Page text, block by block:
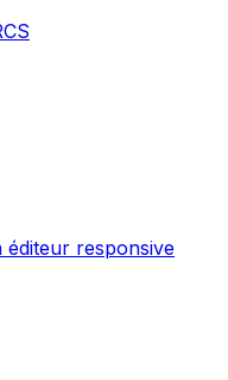
responsive